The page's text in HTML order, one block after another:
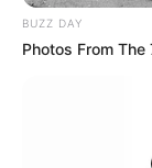
BUZZ DAY
Photos From